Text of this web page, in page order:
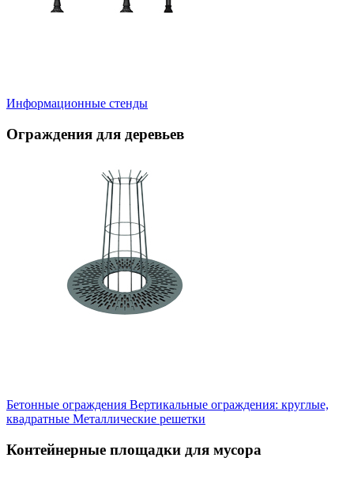
Информационные стенды
Ограждения для деревьев
Бетонные ограждения Вертикальные ограждения: круглые,
квадратные Металлические решетки
Контейнерные площадки для мусора